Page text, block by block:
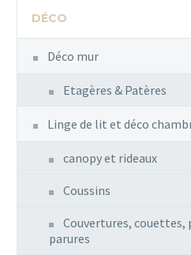
DÉCO
Déco mur
Etagères & Patères
Linge de lit et déco
canopy et rideaux
Coussins
Couvertures, couettes,
parures